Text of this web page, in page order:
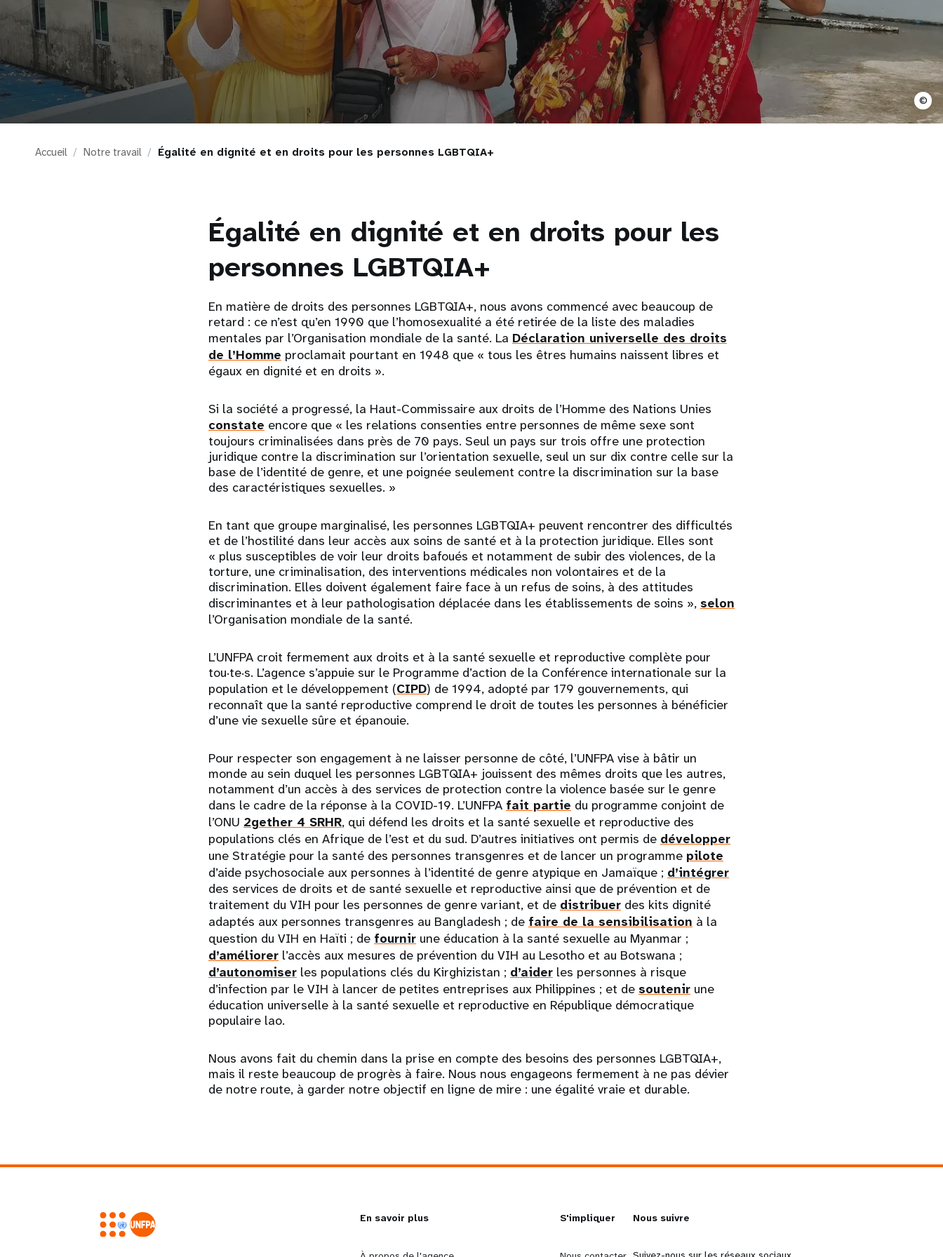
i
g
a
t
©
Accueil Notre travail Égalité en dignité et en droits pour les personnes LGBTQIA+
Égalité en dignité et en droits pour les
personnes LGBTQIA+
En matière de droits des personnes LGBTQIA+, nous avons commencé avec beaucoup de
retard : ce n’est qu’en 1990 que l’homosexualité a été retirée de la liste des maladies
mentales par l’Organisation mondiale de la santé. La Déclaration universelle des droits
de l’Homme proclamait pourtant en 1948 que « tous les êtres humains naissent libres et
égaux en dignité et en droits ».
Si la société a progressé, la Haut-Commissaire aux droits de l’Homme des Nations Unies
constate encore que « les relations consenties entre personnes de même sexe sont
toujours criminalisées dans près de 70 pays. Seul un pays sur trois offre une protection
juridique contre la discrimination sur l’orientation sexuelle, seul un sur dix contre celle sur la
base de l’identité de genre, et une poignée seulement contre la discrimination sur la base
des caractéristiques sexuelles. »
En tant que groupe marginalisé, les personnes LGBTQIA+ peuvent rencontrer des difficultés
et de l’hostilité dans leur accès aux soins de santé et à la protection juridique. Elles sont
« plus susceptibles de voir leur droits bafoués et notamment de subir des violences, de la
torture, une criminalisation, des interventions médicales non volontaires et de la
discrimination. Elles doivent également faire face à un refus de soins, à des attitudes
discriminantes et à leur pathologisation déplacée dans les établissements de soins », selon
l’Organisation mondiale de la santé.
L’UNFPA croit fermement aux droits et à la santé sexuelle et reproductive complète pour
tou·te·s. L’agence s’appuie sur le Programme d’action de la Conférence internationale sur la
population et le développement (CIPD) de 1994, adopté par 179 gouvernements, qui
reconnaît que la santé reproductive comprend le droit de toutes les personnes à bénéficier
d’une vie sexuelle sûre et épanouie.
Pour respecter son engagement à ne laisser personne de côté, l’UNFPA vise à bâtir un
monde au sein duquel les personnes LGBTQIA+ jouissent des mêmes droits que les autres,
notamment d’un accès à des services de protection contre la violence basée sur le genre
dans le cadre de la réponse à la COVID-19. L’UNFPA fait partie du programme conjoint de
l’ONU 2gether 4 SRHR, qui défend les droits et la santé sexuelle et reproductive des
populations clés en Afrique de l’est et du sud. D’autres initiatives ont permis de développer
une Stratégie pour la santé des personnes transgenres et de lancer un programme pilote
d’aide psychosociale aux personnes à l’identité de genre atypique en Jamaïque ; d’intégrer
des services de droits et de santé sexuelle et reproductive ainsi que de prévention et de
traitement du VIH pour les personnes de genre variant, et de distribuer des kits dignité
adaptés aux personnes transgenres au Bangladesh ; de faire de la sensibilisation à la
question du VIH en Haïti ; de fournir une éducation à la santé sexuelle au Myanmar ;
d’améliorer l’accès aux mesures de prévention du VIH au Lesotho et au Botswana ;
d’autonomiser les populations clés du Kirghizistan ; d’aider les personnes à risque
d’infection par le VIH à lancer de petites entreprises aux Philippines ; et de soutenir une
éducation universelle à la santé sexuelle et reproductive en République démocratique
populaire lao.
Nous avons fait du chemin dans la prise en compte des besoins des personnes LGBTQIA+,
mais il reste beaucoup de progrès à faire. Nous nous engageons fermement à ne pas dévier
de notre route, à garder notre objectif en ligne de mire : une égalité vraie et durable.
L
En savoir plus
G
S'impliquer Nous suivre